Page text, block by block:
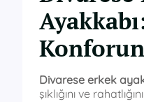
Divarese erkek
şıklığını ve